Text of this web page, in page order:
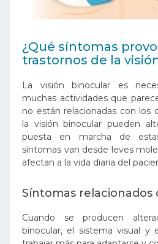
¿Qué síntomas
trastornos de la
La visión binocular es
muchas actividades que
no están relacionadas con los
la visión binocular pueden
puesta en marcha de
síntomas van desde leves
afectan a la vida diaria del
Síntomas relacionados
Cuando se producen
binocular, el sistema visual y